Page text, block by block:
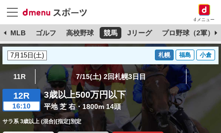
dメニュー
MLB ゴルフ 高校野球 競馬 Jリーグ プロ野球（2軍）
札幌 福島 小倉
11R 7/15(土) 2回札幌3日目
12R
16:10
3歳以上500万円以下
平地 芝 右・1800m 14頭
サラ系 3歳以上 (混合)[指定]別定